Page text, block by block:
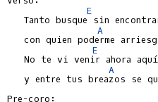
E
Tanto busque sin
A
con quien poderme
E
No te vi venir ahora
A
y entre tus breazos se